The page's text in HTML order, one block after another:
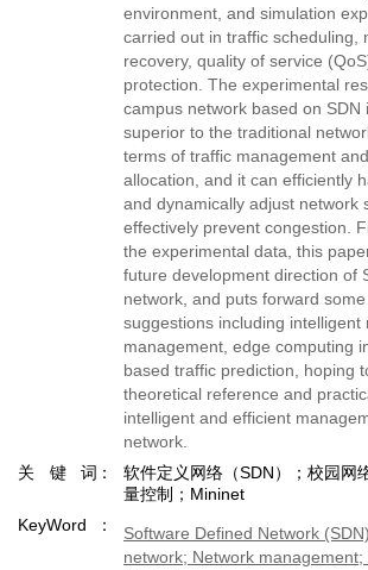
environment, and simulation
carried out in traffic scheduling,
recovery, quality of service
protection. The experimental
campus network based on SDN
superior to the traditional
terms of traffic management
allocation, and it can efficiently
and dynamically adjust network
effectively prevent congestion.
the experimental data, this
future development direction of
network, and puts forward
suggestions including intelligent
management, edge computing
based traffic prediction, hoping
theoretical reference and
intelligent and efficient
network.
关键词
软件定义网络（SDN）；校园网
量控制；Mininet
KeyWord
Software Defined Network
network; Network management;